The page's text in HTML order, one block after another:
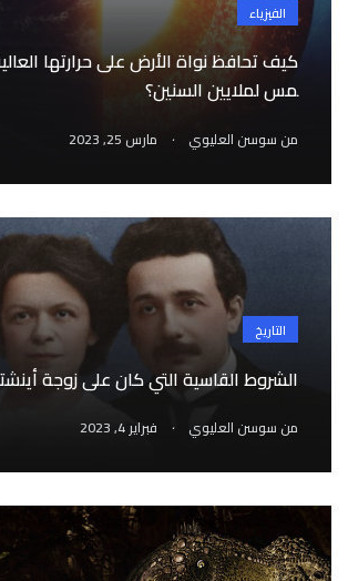
الفيزياء
كيف تحافظ نواة الأرض على حرارتها
مس لملايين السنين؟
من سوسن العليوي . مارس 25, 2023
التاريخ
الشروط القاسية التي كان على زوجة
من سوسن العليوي . فبراير 4, 2023